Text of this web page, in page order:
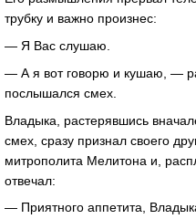
трубку и важно произнес:
— Я Вас слушаю.
— А я вот говорю и кушаю, —
послышался смех.
Владыка, растерявшись
смех, сразу признал своего
митрополита Мелитона и,
отвечал:
— Приятного аппетита,